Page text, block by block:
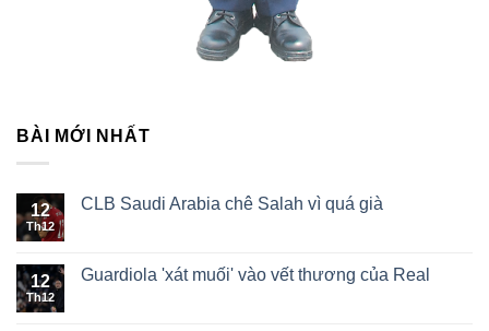
BÀI MỚI NHẤT
12
Th12
CLB Saudi Arabia chê Salah vì quá già
12
Th12
Guardiola 'xát muối' vào vết thương của Real